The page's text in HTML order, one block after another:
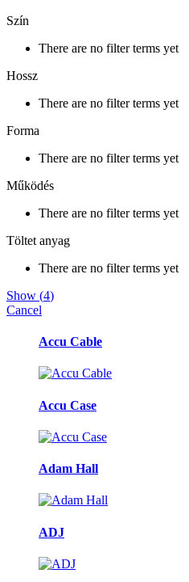
Szín
There are no filter terms yet
Hossz
There are no filter terms yet
Forma
There are no filter terms yet
Működés
There are no filter terms yet
Töltet anyag
There are no filter terms yet
Show (4)
Cancel
Márkák
karusszel
Accu Cable
Accu Case
Adam Hall
ADJ